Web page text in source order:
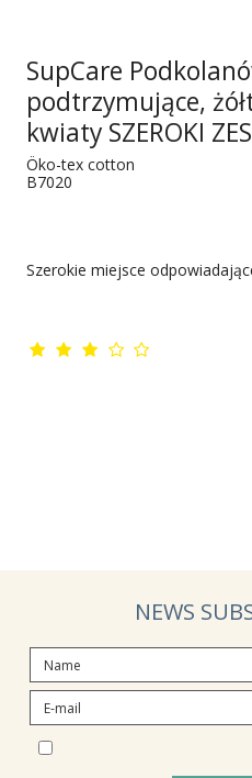
SupCare
podtrzymujące,
kwiaty SZEROKI
Öko-tex cotton
B7020
Szerokie miejsce
NEWS